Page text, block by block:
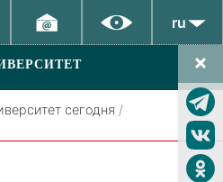
ru
сегодня /